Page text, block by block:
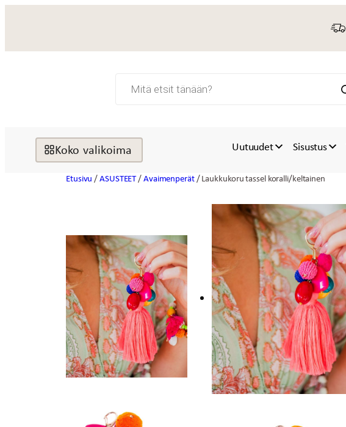
search
Koko valikoima Uutuudet Sisustus
Etusivu /ASUSTEET/Avaimenperät/ Laukkukoru tassel koralli/keltainen